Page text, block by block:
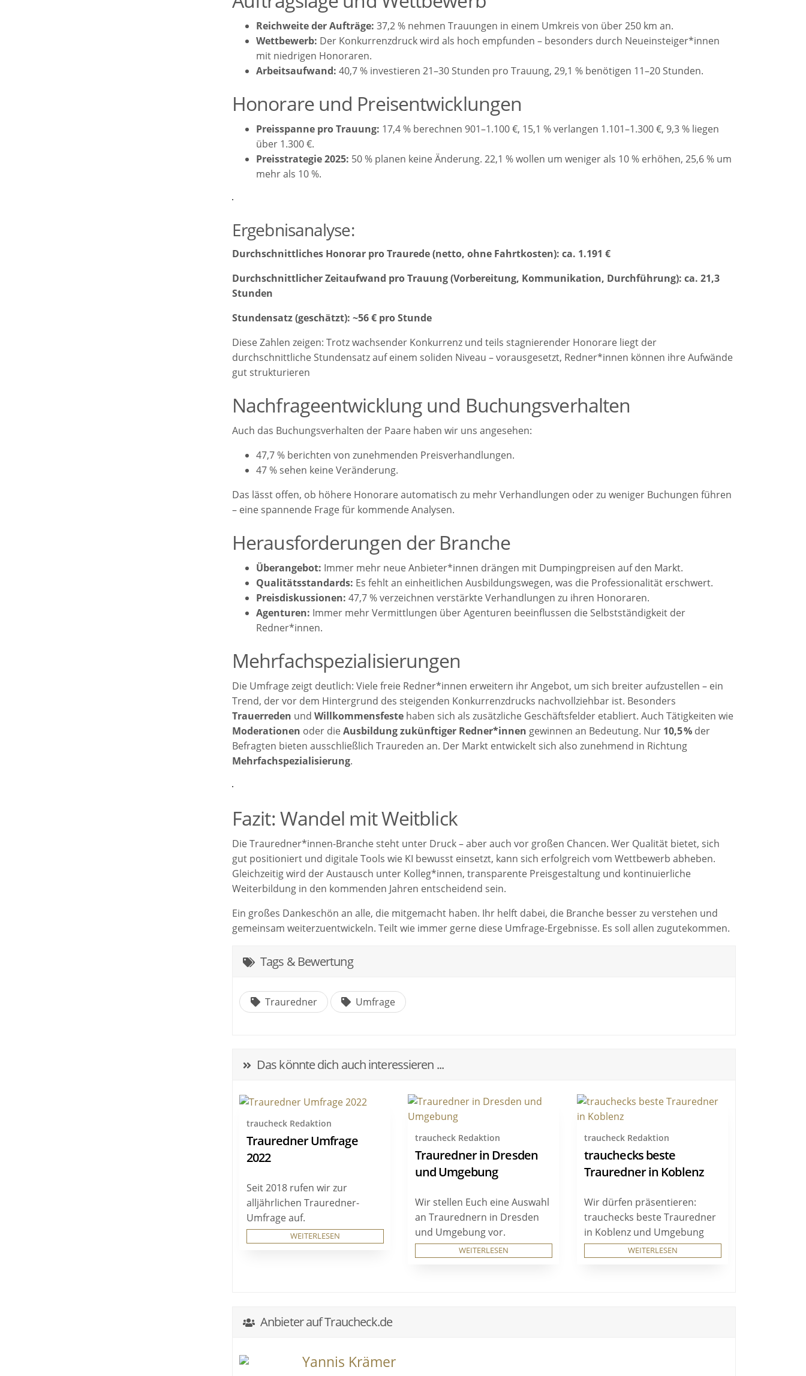
Reichweite der Aufträge: 37,2 % nehmen Trauungen in einem Umkreis von über 250 km an.
Wettbewerb: Der Konkurrenzdruck wird als hoch empfunden – besonders durch Neueinsteiger*innen
mit niedrigen Honoraren.
Arbeitsaufwand: 40,7 % investieren 21–30 Stunden pro Trauung, 29,1 % benötigen 11–20 Stunden.
Honorare und Preisentwicklungen
Preisspanne pro Trauung: 17,4 % berechnen 901–1.100 €, 15,1 % verlangen 1.101–1.300 €, 9,3 % liegen
über 1.300 €.
Preisstrategie 2025: 50 % planen keine Änderung. 22,1 % wollen um weniger als 10 % erhöhen, 25,6 % um
mehr als 10 %.
Ergebnisanalyse:
Durchschnittliches Honorar pro Traurede (netto, ohne Fahrtkosten): ca. 1.191 €
Durchschnittlicher Zeitaufwand pro Trauung (Vorbereitung, Kommunikation, Durchführung): ca. 21,3
Stunden
Stundensatz (geschätzt): ~56 € pro Stunde
Diese Zahlen zeigen: Trotz wachsender Konkurrenz und teils stagnierender Honorare liegt der
durchschnittliche Stundensatz auf einem soliden Niveau – vorausgesetzt, Redner*innen können ihre Aufwände
gut strukturieren
Nachfrageentwicklung und Buchungsverhalten
Auch das Buchungsverhalten der Paare haben wir uns angesehen:
47,7 % berichten von zunehmenden Preisverhandlungen.
47 % sehen keine Veränderung.
Das lässt offen, ob höhere Honorare automatisch zu mehr Verhandlungen oder zu weniger Buchungen führen
– eine spannende Frage für kommende Analysen.
Herausforderungen der Branche
Überangebot: Immer mehr neue Anbieter*innen drängen mit Dumpingpreisen auf den Markt.
Qualitätsstandards: Es fehlt an einheitlichen Ausbildungswegen, was die Professionalität erschwert.
Preisdiskussionen: 47,7 % verzeichnen verstärkte Verhandlungen zu ihren Honoraren.
Agenturen: Immer mehr Vermittlungen über Agenturen beeinflussen die Selbstständigkeit der
Redner*innen.
Mehrfachspezialisierungen
Die Umfrage zeigt deutlich: Viele freie Redner*innen erweitern ihr Angebot, um sich breiter aufzustellen – ein
Trend, der vor dem Hintergrund des steigenden Konkurrenzdrucks nachvollziehbar ist. Besonders
Trauerreden und Willkommensfeste haben sich als zusätzliche Geschäftsfelder etabliert. Auch Tätigkeiten wie
Moderationen oder dieAusbildung zukünftiger Redner*innen gewinnen an Bedeutung. Nur 10,5 % der
Befragten bieten ausschließlich Traureden an. Der Markt entwickelt sich also zunehmend in Richtung
Mehrfachspezialisierung.
Fazit: Wandel mit Weitblick
Die Trauredner*innen-Branche steht unter Druck – aber auch vor großen Chancen. Wer Qualität bietet, sich
gut positioniert und digitale Tools wie KI bewusst einsetzt, kann sich erfolgreich vom Wettbewerb abheben.
Gleichzeitig wird der Austausch unter Kolleg*innen, transparente Preisgestaltung und kontinuierliche
Weiterbildung in den kommenden Jahren entscheidend sein.
Ein großes Dankeschön an alle, die mitgemacht haben. Ihr helft dabei, die Branche besser zu verstehen und
gemeinsam weiterzuentwickeln. Teilt wie immer gerne diese Umfrage-Ergebnisse. Es soll allen zugutekommen.
Tags & Bewertung
Trauredner Umfrage
Das könnte dich auch interessieren ...
traucheck Redaktion
Trauredner Umfrage
2022
Seit 2018 rufen wir zur
alljährlichen Trauredner-
Umfrage auf.
WEITERLESEN
traucheck Redaktion
Trauredner in Dresden
und Umgebung
Wir stellen Euch eine Auswahl
an Traurednern in Dresden
und Umgebung vor.
WEITERLESEN
traucheck Redaktion
trauchecks beste
Trauredner in Koblenz
Wir dürfen präsentieren:
trauchecks beste Trauredner
in Koblenz und Umgebung
WEITERLESEN
Anbieter auf Traucheck.de
Yannis Krämer